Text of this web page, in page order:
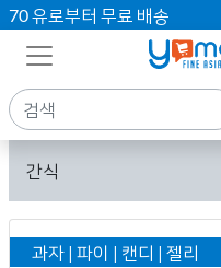
70 유로부터 무료 배송
간식
과자 | 파이 | 캔디 | 젤리